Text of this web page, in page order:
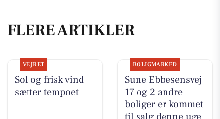
FLERE ARTIKLER
VEJRET
Sol og frisk vind
sætter tempoet
BOLIGMARKED
Sune Ebbesensvej
17 og 2 andre
boliger er kommet